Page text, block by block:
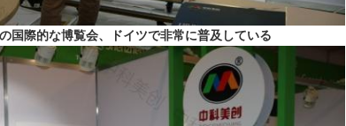
国際的な博覧会、ドイツで非常に普及している